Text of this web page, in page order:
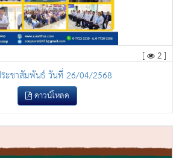
[ 2 ]
ะชาสัมพันธ์ วันที่ 26/04/2568
ดาวน์โหลด